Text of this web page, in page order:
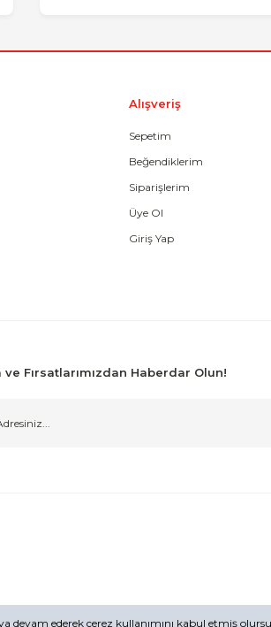
ederek çerez kullanımını kabul etmiş
Alışveriş
Sepetim
Beğendiklerim
Siparişlerim
Üye Ol
Giriş Yap
ve Fırsatlarımızdan Haberdar Olun!